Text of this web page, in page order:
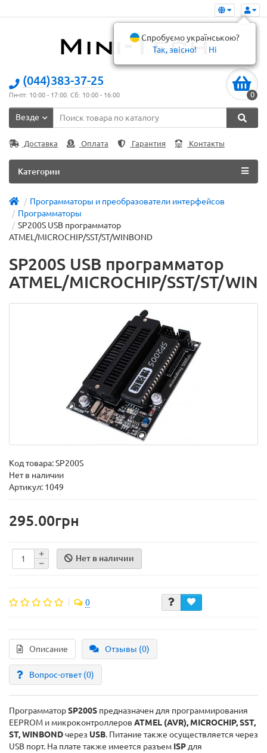
(044)383-37-25
Пн-пт: 10:00 - 17:00. Сб: 10:00 - 16:00 0
Везде
Доставка Оплата Гарантия Контакты
Категории
Программаторы и преобразователи интерфейсов
Программаторы
SP200S USB программатор
ATMEL/MICROCHIP/SST/ST/WINBOND
SP200S USB программатор
ATMEL/MICROCHIP/SST/ST/
Код товара:SP200S
Нет в наличии
Артикул: 1049
295.00грн
Нет в наличии
0
Описание Отзывы (0)
Вопрос-ответ(0)
ПрограмматорSP200S предназначен для программирования
EEPROM и микроконтроллеров ATMEL (AVR), MICROCHIP, SST,
ST, WINBONDчерез USB. Питание также осуществляется через
USB порт. На плате также имеется разъем ISP для
Спробуємо українською?
Так, звісно!
Ні